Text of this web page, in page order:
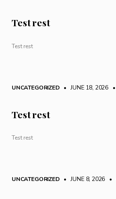
Test rest
Test rest
UNCATEGORIZED • JUNE 18, 2026 •
Test rest
Test rest
UNCATEGORIZED • JUNE 8, 2026 •